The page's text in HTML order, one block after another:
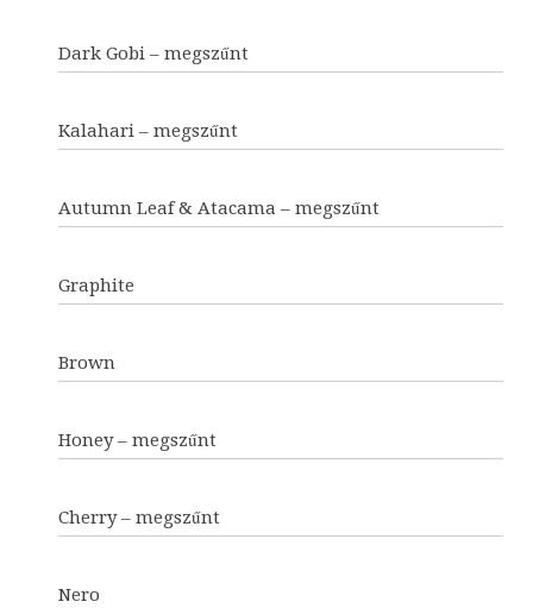
Dark Gobi – megszűnt
Kalahari – megszűnt
Autumn Leaf & Atacama – megszűnt
Graphite
Brown
Honey – megszűnt
Cherry – megszűnt
Nero